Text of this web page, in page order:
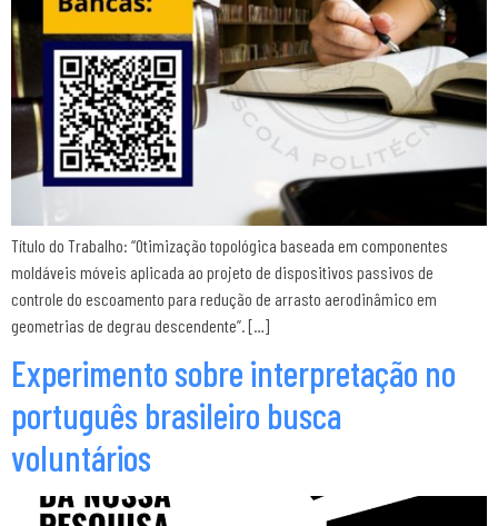
Título do Trabalho: “Otimização topológica baseada em componentes
moldáveis móveis aplicada ao projeto de dispositivos passivos de
controle do escoamento para redução de arrasto aerodinâmico em
geometrias de degrau descendente”. […]
Experimento sobre interpretação no
português brasileiro busca
voluntários